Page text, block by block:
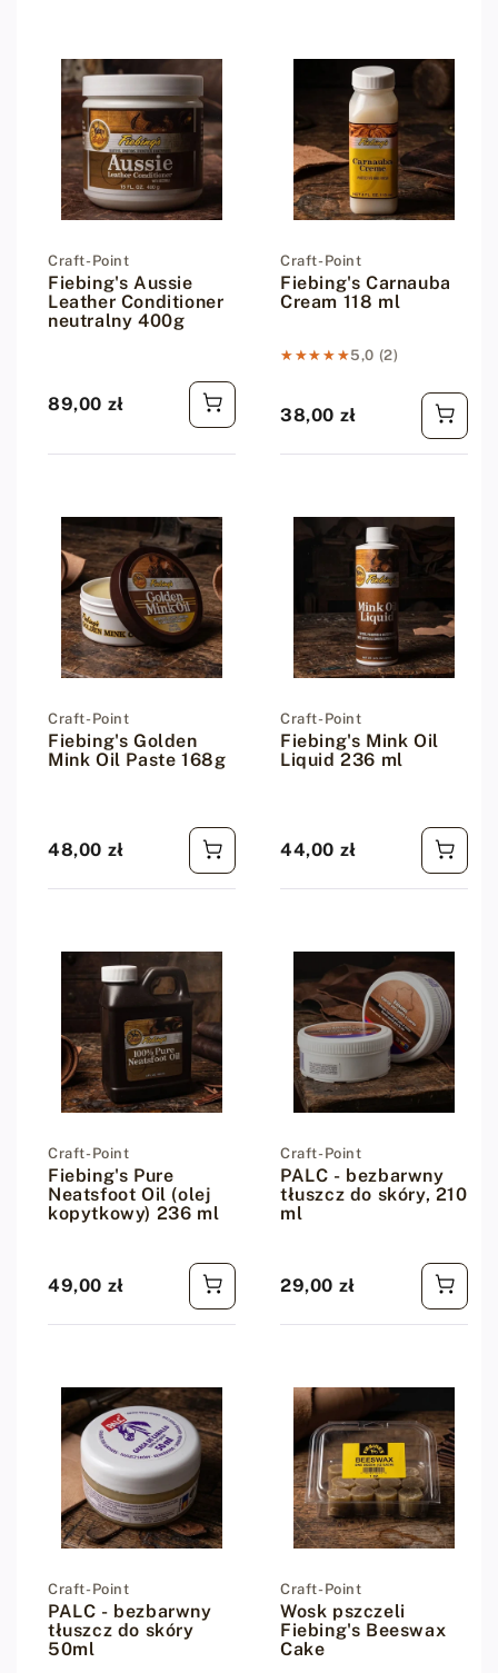
Dostawca:
Craft-Point
Fiebing's Aussie
Leather Conditioner
neutralny 400g
Cena regularna
89,00 zł
Dostawca:
Craft-Point
Fiebing's Carnauba
Cream 118 ml
★★★★★
★★★★★5,0 (2)
Cena regularna
38,00 zł
Dostawca:
Craft-Point
Fiebing's Golden
Mink Oil Paste 168g
Cena regularna
48,00 zł
Dostawca:
Craft-Point
Fiebing's Mink Oil
Liquid 236 ml
Cena regularna
44,00 zł
Dostawca:
Craft-Point
Fiebing's Pure
Neatsfoot Oil (olej
kopytkowy) 236 ml
Cena regularna
49,00 zł
Dostawca:
Craft-Point
PALC - bezbarwny
tłuszcz do skóry, 210
ml
Cena regularna
29,00 zł
Dostawca:
Craft-Point
PALC - bezbarwny
tłuszcz do skóry
50ml
Dostawca:
Craft-Point
Wosk pszczeli
Fiebing's Beeswax
Cake